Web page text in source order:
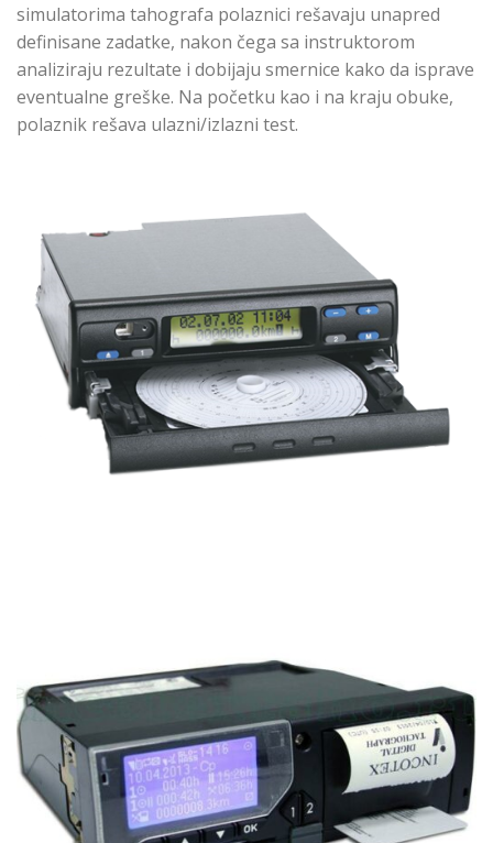
simulatorima tahografa polaznici rešavaju unapred
definisane zadatke, nakon čega sa instruktorom
analiziraju rezultate i dobijaju smernice kako da isprave
eventualne greške. Na početku kao i na kraju obuke,
polaznik rešava ulazni/izlazni test.